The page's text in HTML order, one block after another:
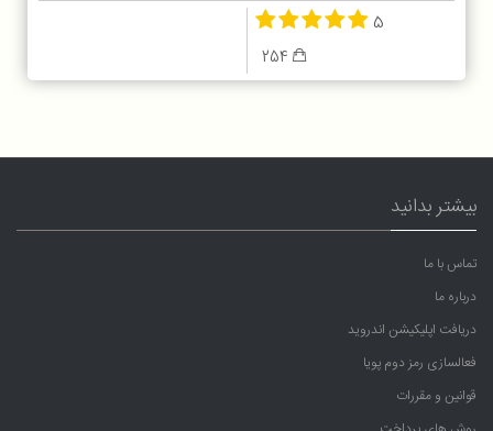
5
بیشتر بدانید
تماس با ما
درباره ما
دریافت اپلیکیشن اندروید
فعالسازی رمز دوم پویا
قوانین و مقررات